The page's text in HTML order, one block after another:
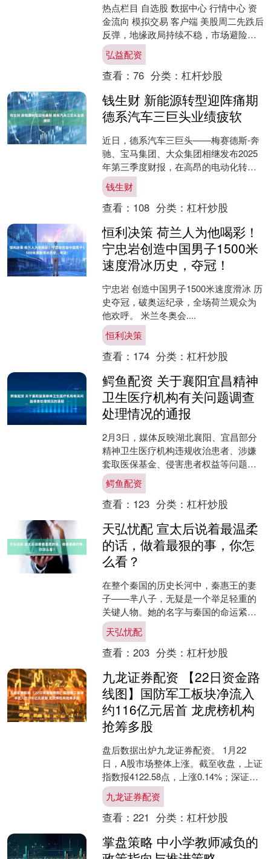
热点栏目 自选股 数据中心 行情中心 资
金流向 模拟交易 客户端 美股周二先跌后
反弹，地缘政局持续不稳，市场避险情
绪进一步升温，大市一度跌幅超过1，
200点，其....
弘益配资
查看： 76 分类： 杠杆炒股
钱生财 新能源转型迎阵痛期
德系汽车三巨头业绩疲软
近日，德系汽车三巨头——梅赛德斯-奔
驰、宝马集团、大众集团相继发布2025
年第三季度财报，在高昂的电动化转型
成本等因素影响下，其业绩集体承压。
业绩集体承压 大....
钱生财
查看： 108 分类： 杠杆炒股
恒利决策 荷兰人为他喝彩！
宁忠岩创造中国男子1500米
速度滑冰历史，夺冠！
宁忠岩 创造中国男子1500米速度滑冰 历
史夺冠，破奥运纪录，全场荷兰观众为
他欢呼。 米兰冬奥会....
恒利决策
查看： 174 分类： 杠杆炒股
鳄鱼配资 关于襄阳宜昌精神
卫生医疗机构有关问题调查
处理情况的通报
2月3日，媒体反映湖北襄阳、宜昌部分
精神卫生医疗机构违规收治患者、涉嫌
套取医保基金、侵害患者权益等问题。
湖北省委省政府对此高度重视，于2月4
日成立由省委负责同志....
鳄鱼配资
查看： 123 分类： 杠杆炒股
天弘忧配 宣太后说着最温柔
的话，做着最狠的事，你怎
么看？
在整个秦国的历史长河中，秦惠王的妻
子——芈八子，无疑是一个举足轻重的
关键人物。她的名字与秦国的命运紧密
相连，无论怎样回顾这段历史，都绕不
开她的身影。 秦惠王死后....
天弘忧配
查看： 203 分类： 杠杆炒股
九龙证券配资 【22日资金路
线图】国防军工板块净流入
约116亿元居首 龙虎榜机构
抢筹多股
盘后数据出炉九龙证券配资。 1月22
日，A股市场整体上涨。截至收盘，上证
指数报4122.58点，上涨0.14%；深证成
指报14327.05点，上涨0.5%；创业....
九龙证券配资
查看： 221 分类： 杠杆炒股
掌盘策略 中小学教师减负的